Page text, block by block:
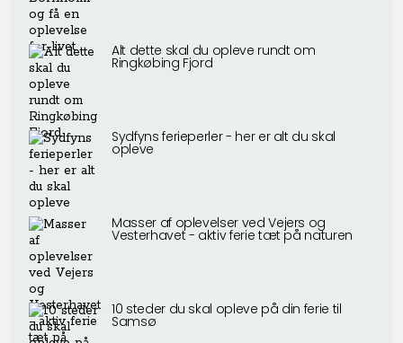
Alt dette skal du opleve rundt om
Ringkøbing Fjord
Sydfyns ferieperler - her er alt du skal
opleve
Masser af oplevelser ved Vejers og
Vesterhavet - aktiv ferie tæt på naturen
10 steder du skal opleve på din ferie til
Samsø